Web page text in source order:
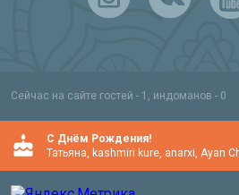
Сейчас на сайте гостей - 1, индоманов - 0
C Днём Рождения!
Татьяна, kashmiri kure, anarxi, Ayan